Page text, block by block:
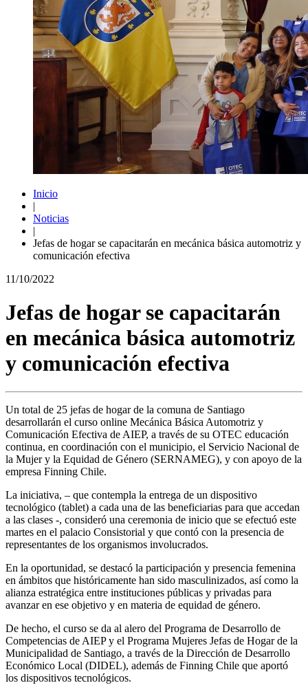
Inicio
|
Noticias
|
Jefas de hogar se capacitarán en mecánica básica automotriz y
comunicación efectiva
11/10/2022
Jefas de hogar se capacitarán
en mecánica básica automotriz
y comunicación efectiva
Un total de 25 jefas de hogar de la comuna de Santiago
desarrollarán el curso online Mecánica Básica Automotriz y
Comunicación Efectiva de AIEP, a través de su OTEC educación
continua, en coordinación con el municipio, el Servicio Nacional de
la Mujer y la Equidad de Género (SERNAMEG), y con apoyo de la
empresa Finning Chile.
La iniciativa, – que contempla la entrega de un dispositivo
tecnológico (tablet) a cada una de las beneficiarias para que accedan
a las clases -, consideró una ceremonia de inicio que se efectuó este
martes en el palacio Consistorial y que contó con la presencia de
representantes de los organismos involucrados.
En la oportunidad, se destacó la participación y presencia femenina
en ámbitos que históricamente han sido masculinizados, así como la
alianza estratégica entre instituciones públicas y privadas para
avanzar en ese objetivo y en materia de equidad de género.
De hecho, el curso se da al alero del Programa de Desarrollo de
Competencias de AIEP y el Programa Mujeres Jefas de Hogar de la
Municipalidad de Santiago, a través de la Dirección de Desarrollo
Económico Local (DIDEL), además de Finning Chile que aportó
los dispositivos tecnológicos.